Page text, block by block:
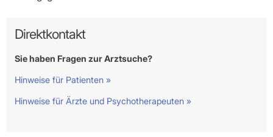
Direktkontakt
Sie haben Fragen zur Arztsuche?
Hinweise für Patienten »
Hinweise für Ärzte und Psychotherapeuten »